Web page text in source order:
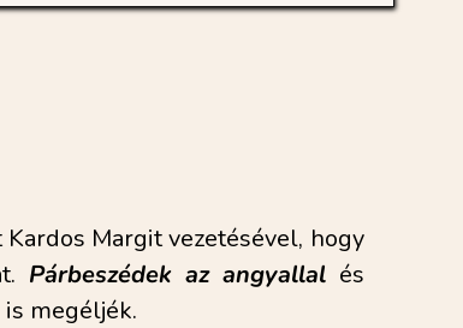
Margit vezetésével, hogy
Párbeszédek az angyallal és
megéljék.